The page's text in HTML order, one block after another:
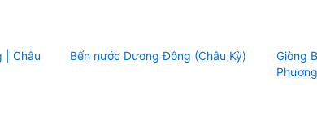
| Châu
Bến nước Dương Đông (Châu Kỳ)
Giòng